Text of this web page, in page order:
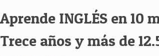
Aprende INGLÉS en 10
Trece años y más de